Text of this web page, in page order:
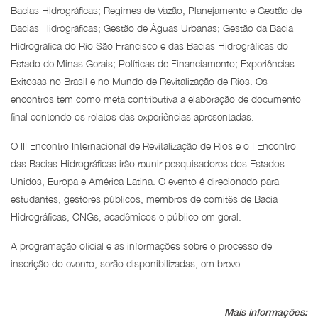
Bacias Hidrográficas; Regimes de Vazão, Planejamento e Gestão de
Bacias Hidrográficas; Gestão de Águas Urbanas; Gestão da Bacia
Hidrográfica do Rio São Francisco e das Bacias Hidrográficas do
Estado de Minas Gerais; Políticas de Financiamento; Experiências
Exitosas no Brasil e no Mundo de Revitalização de Rios. Os
encontros tem como meta contributiva a elaboração de documento
final contendo os relatos das experiências apresentadas.
O III Encontro Internacional de Revitalização de Rios e o I Encontro
das Bacias Hidrográficas irão reunir pesquisadores dos Estados
Unidos, Europa e América Latina. O evento é direcionado para
estudantes, gestores públicos, membros de comitês de Bacia
Hidrográficas, ONGs, acadêmicos e público em geral.
A programação oficial e as informações sobre o processo de
inscrição do evento, serão disponibilizadas, em breve.
Mais informações: